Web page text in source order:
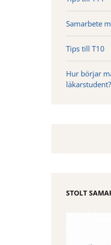
Samarbete
Tips till T10
Hur börjar
läkarstudent?
STOLT